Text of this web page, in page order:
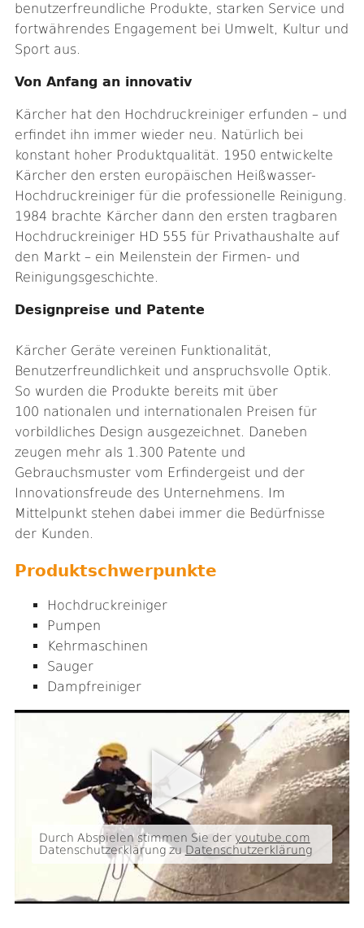
benutzerfreundliche Produkte, starken Service und
fortwährendes Engagement bei Umwelt, Kultur und
Sport aus.
Von Anfang an innovativ
Kärcher hat den Hochdruckreiniger erfunden – und
erfindet ihn immer wieder neu. Natürlich bei
konstant hoher Produktqualität. 1950 entwickelte
Kärcher den ersten europäischen Heißwasser-
Hochdruckreiniger für die professionelle Reinigung.
1984 brachte Kärcher dann den ersten tragbaren
Hochdruckreiniger HD 555 für Privathaushalte auf
den Markt – ein Meilenstein der Firmen- und
Reinigungsgeschichte.
Designpreise und Patente
Kärcher Geräte vereinen Funktionalität,
Benutzerfreundlichkeit und anspruchsvolle Optik.
So wurden die Produkte bereits mit über
100 nationalen und internationalen Preisen für
vorbildliches Design ausgezeichnet. Daneben
zeugen mehr als 1.300 Patente und
Gebrauchsmuster vom Erfindergeist und der
Innovationsfreude des Unternehmens. Im
Mittelpunkt stehen dabei immer die Bedürfnisse
der Kunden.
Produktschwerpunkte
Hochdruckreiniger
Pumpen
Kehrmaschinen
Sauger
Dampfreiniger
Durch Abspielen stimmen Sie der youtube.com
Datenschutzerklärung zu Datenschutzerklärung